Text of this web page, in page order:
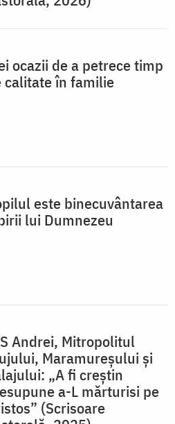
ocazii de a petrece timp
calitate în familie
este binecuvântarea
lui Dumnezeu
Andrei, Mitropolitul
Maramureşului şi
„A fi creștin
a-L mărturisi pe
(Scrisoare